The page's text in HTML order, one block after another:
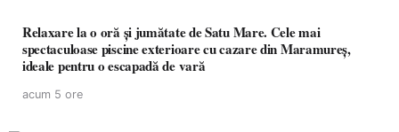
Relaxare la o oră și jumătate de Satu Mare. Cele mai
spectaculoase piscine exterioare cu cazare din Maramureș,
ideale pentru o escapadă de vară
acum 5 ore